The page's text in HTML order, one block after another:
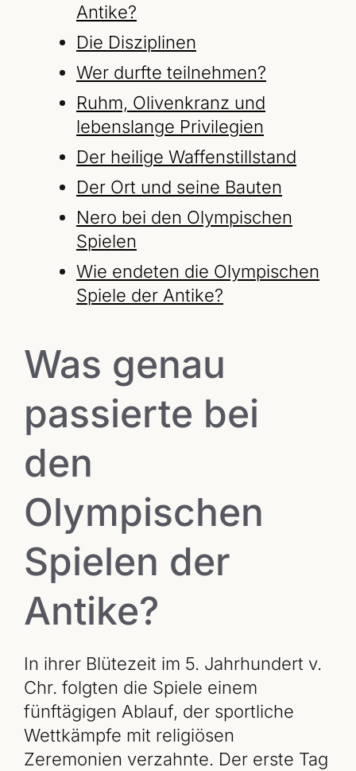
Antike?
Die Disziplinen
Wer durfte teilnehmen?
Ruhm, Olivenkranz und
lebenslange Privilegien
Der heilige Waffenstillstand
Der Ort und seine Bauten
Nero bei den Olympischen
Spielen
Wie endeten die Olympischen
Spiele der Antike?
Was genau
passierte bei
den
Olympischen
Spielen der
Antike?
In ihrer Blütezeit im 5. Jahrhundert v.
Chr. folgten die Spiele einem
fünftägigen Ablauf, der sportliche
Wettkämpfe mit religiösen
Zeremonien verzahnte. Der erste Tag